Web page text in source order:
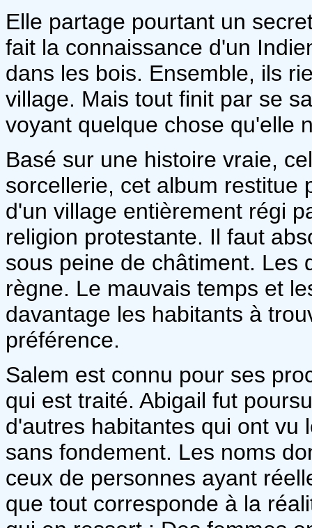
Elle partage pourtant un
fait la connaissance d'un
dans les bois. Ensemble, ils
village. Mais tout finit par se
voyant quelque chose qu'elle
Basé sur une histoire vraie,
sorcellerie, cet album restitue
d'un village entièrement régi
religion protestante. Il faut
sous peine de châtiment. Les
règne. Le mauvais temps et
davantage les habitants à
préférence.
Salem est connu pour ses
qui est traité. Abigail fut
d'autres habitantes qui ont vu
sans fondement. Les noms
ceux de personnes ayant
que tout corresponde à la